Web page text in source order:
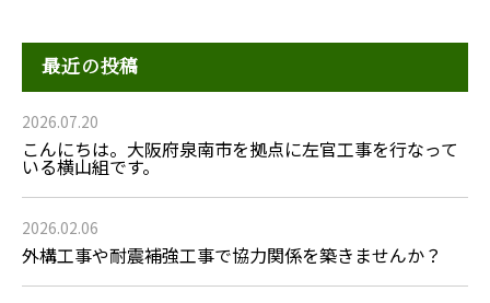
最近の投稿
2026.07.20
こんにちは。大阪府泉南市を拠点に左官工事を行なって
いる横山組です。
2026.02.06
外構工事や耐震補強工事で協力関係を築きませんか？